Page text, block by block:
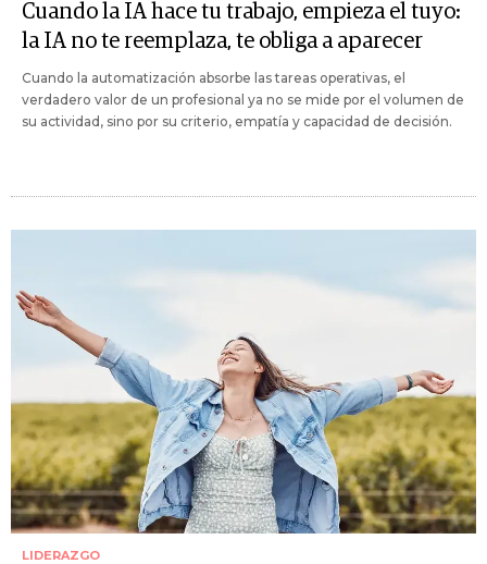
Cuando la IA hace tu trabajo, empieza el tuyo:
la IA no te reemplaza, te obliga a aparecer
Cuando la automatización absorbe las tareas operativas, el
verdadero valor de un profesional ya no se mide por el volumen de
su actividad, sino por su criterio, empatía y capacidad de decisión.
LIDERAZGO